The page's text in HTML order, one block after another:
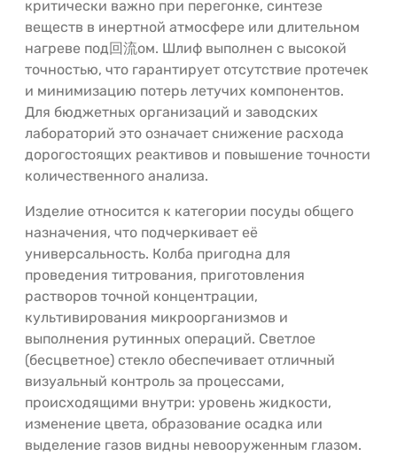
критически важно при перегонке, синтезе
веществ в инертной атмосфере или длительном
нагреве под回流ом. Шлиф выполнен с высокой
точностью, что гарантирует отсутствие протечек
и минимизацию потерь летучих компонентов.
Для бюджетных организаций и заводских
лабораторий это означает снижение расхода
дорогостоящих реактивов и повышение точности
количественного анализа.
Изделие относится к категории посуды общего
назначения, что подчеркивает её
универсальность. Колба пригодна для
проведения титрования, приготовления
растворов точной концентрации,
культивирования микроорганизмов и
выполнения рутинных операций. Светлое
(бесцветное) стекло обеспечивает отличный
визуальный контроль за процессами,
происходящими внутри: уровень жидкости,
изменение цвета, образование осадка или
выделение газов видны невооруженным глазом.